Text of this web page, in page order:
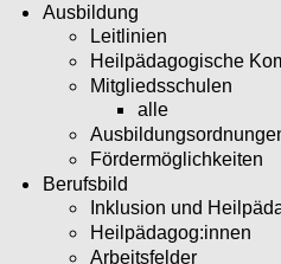
Ausbildung
Leitlinien
Heilpädagogische
Mitgliedsschulen
alle
Fördermöglichkeiten
Berufsbild
Inklusion und
Heilpädagog:innen
Arbeitsfelder